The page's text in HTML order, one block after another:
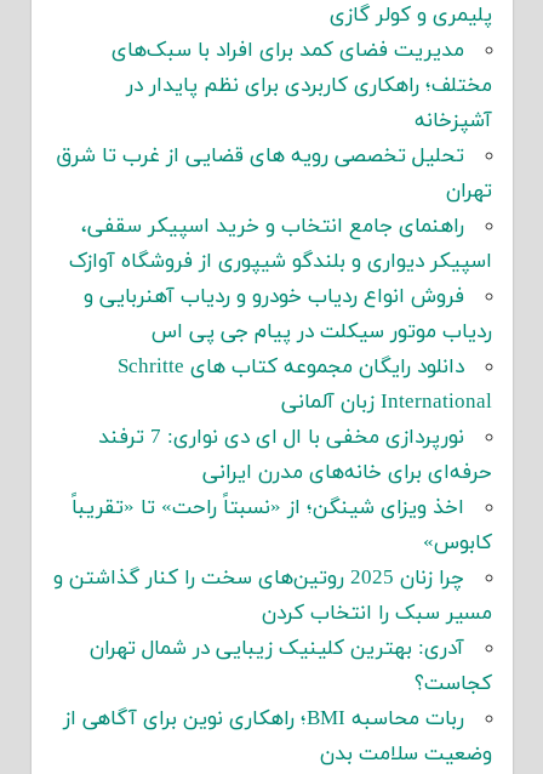
پلیمری و کولر گازی
مدیریت فضای کمد برای افراد با سبک‌های
مختلف؛ راهکاری کاربردی برای نظم پایدار در
آشپزخانه
تحلیل تخصصی رویه های قضایی از غرب تا شرق
تهران
راهنمای جامع انتخاب و خرید اسپیکر سقفی،
اسپیکر دیواری و بلندگو شیپوری از فروشگاه آوازک
فروش انواع ردیاب خودرو و ردیاب آهنربایی و
ردیاب موتور سیکلت در پیام جی پی اس
دانلود رایگان مجموعه کتاب های Schritte
International زبان آلمانی
نورپردازی مخفی با ال ای دی نواری: 7 ترفند
حرفه‌ای برای خانه‌های مدرن ایرانی
اخذ ویزای شینگن؛ از «نسبتاً راحت» تا «تقریباً
کابوس»
چرا زنان 2025 روتین‌های سخت را کنار گذاشتن و
مسیر سبک را انتخاب کردن
آدری: بهترین کلینیک زیبایی در شمال تهران
کجاست؟
ربات محاسبه BMI؛ راهکاری نوین برای آگاهی از
وضعیت سلامت بدن